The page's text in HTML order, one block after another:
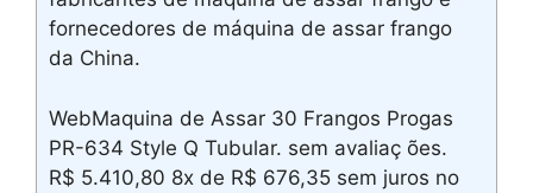
fornecedores de máquina de assar frango
da China.
WebMaquina de Assar 30 Frangos Progas
PR-634 Style Q Tubular. sem avaliaç ões.
R$ 5.410,80 8x de R$ 676,35 sem juros no